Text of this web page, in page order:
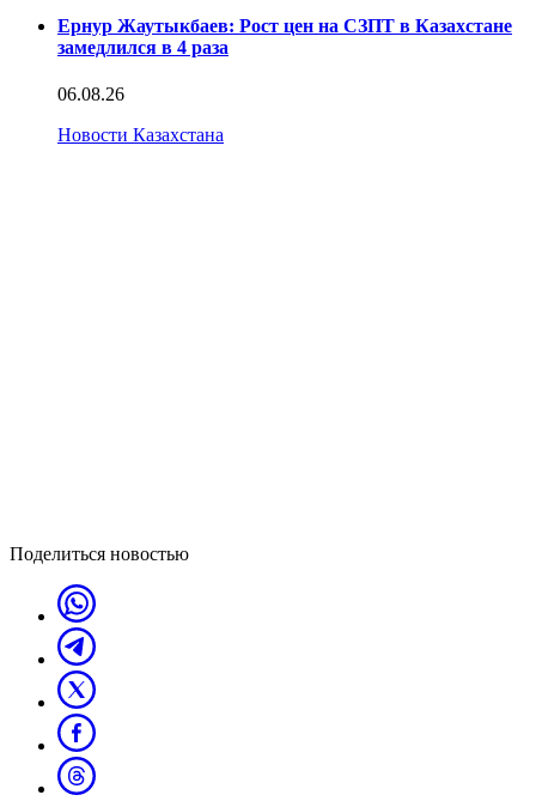
Ернур Жаутыкбаев: Рост цен на СЗПТ в Казахстане
замедлился в 4 раза
06.08.26
Новости Казахстана
Поделиться новостью